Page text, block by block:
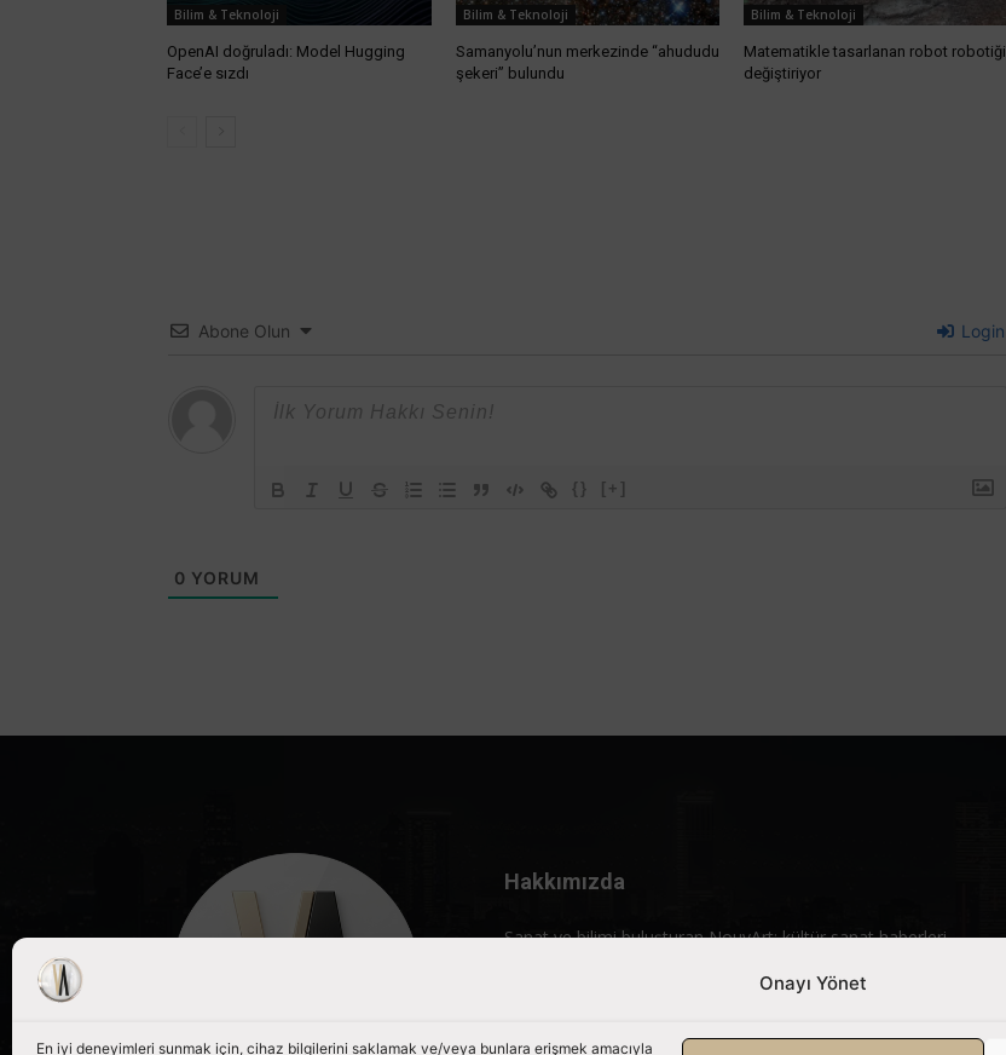
Onayı Yönet
En iyi deneyimleri sunmak için, cihaz bilgilerini saklamak ve/veya bunlara erişmek amacıyla
Bilim & Teknoloji
OpenAI doğruladı: Model Hugging
Face’e sızdı
Bilim & Teknoloji
Samanyolu’nun merkezinde “ahududu
şekeri” bulundu
Bilim & Teknoloji
Matematikle tasarlanan robot robotiği
değiştiriyor
Abone Olun Login
{} [+]
0 YORUM
Hakkımızda
Sanat ve bilimi buluşturan NouvArt; kültür sanat haberleri,
Bizimle iletişime geçin:info@nouvart.net